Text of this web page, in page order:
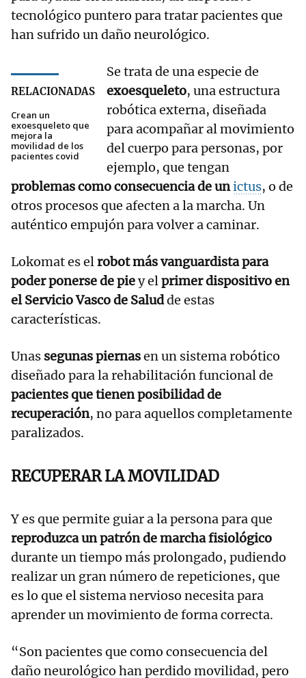
tecnológico puntero para tratar pacientes que
han sufrido un daño neurológico.
RELACIONADAS
Crean un
exoesqueleto que
mejora la
movilidad de los
pacientes covid
Se trata de una especie de
exoesqueleto, una estructura
robótica externa, diseñada
para acompañar al movimiento
del cuerpo para personas, por
ejemplo, que tengan
problemas como consecuencia de unictus, o de
otros procesos que afecten a la marcha. Un
auténtico empujón para volver a caminar.
Lokomat es elrobot más vanguardista para
poder ponerse de piey elprimer dispositivo en
el Servicio Vasco de Saludde estas
características.
Unas segunas piernasen un sistema robótico
diseñado para la rehabilitación funcional de
pacientes que tienen posibilidad de
recuperación, no para aquellos completamente
paralizados.
RECUPERAR LA MOVILIDAD
Y es que permite guiar a la persona para que
reproduzca un patrón de marcha fisiológico
durante un tiempo más prolongado, pudiendo
realizar un gran número de repeticiones, que
es lo que el sistema nervioso necesita para
aprender un movimiento de forma correcta.
“Son pacientes que como consecuencia del
daño neurológico han perdido movilidad, pero